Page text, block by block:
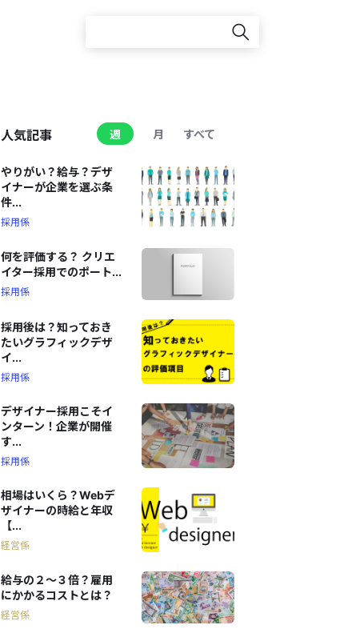
人気記事 週 月 すべて
やりがい？給与？デザ
イナーが企業を選ぶ条
件...
採用係
何を評価する？ クリエ
イター採用でのポート...
採用係
採用後は？知っておき
たいグラフィックデザ
イ...
採用係
デザイナー採用こそイ
ンターン！企業が開催
す...
採用係
相場はいくら？Webデ
ザイナーの時給と年収
【...
経営係
給与の２〜３倍？雇用
にかかるコストとは？
経営係